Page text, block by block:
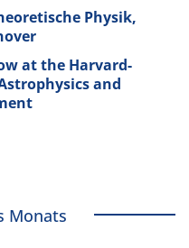
Physik,
at the Harvard-
and
Monats